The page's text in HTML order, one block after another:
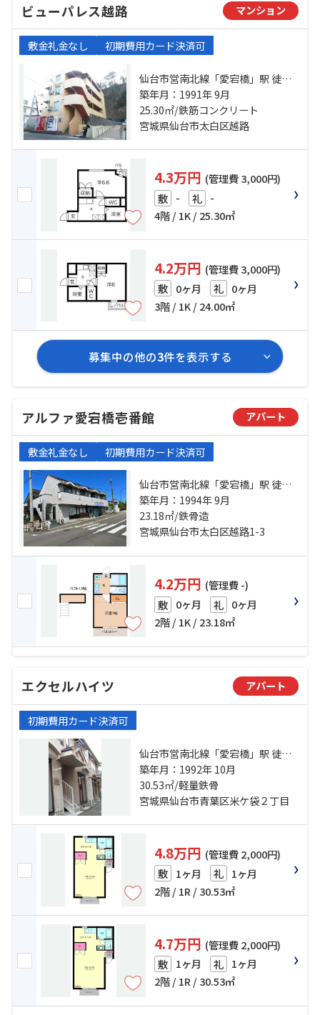
ビューパレス越路 マンション
敷金礼金なし 初期費用カード決済可
仙台市営南北線「愛宕橋」駅 徒歩7
分 仙台市営南北線「五橋」駅 徒歩
11分 愛宕神社前バス停下車 徒歩4
分
築年月：1991年 9月
25.30㎡/鉄筋コンクリート
宮城県仙台市太白区越路
4.3万円 (管理費 3,000円)
敷 - 礼 -
4階 / 1K / 25.30㎡
4.2万円 (管理費 3,000円)
敷 0ヶ月 礼 0ヶ月
3階 / 1K / 24.00㎡
募集中の他の3件を表示する
アルファ愛宕橋壱番館 アパート
敷金礼金なし 初期費用カード決済可
仙台市営南北線「愛宕橋」駅 徒歩2
分 仙台市営南北線「五橋」駅 徒歩
10分 愛宕神社前（宮城県）バス停
下車 徒歩2分
築年月：1994年 9月
23.18㎡/鉄骨造
宮城県仙台市太白区越路1-3
4.2万円 (管理費 -)
敷 0ヶ月 礼 0ヶ月
2階 / 1K / 23.18㎡
エクセルハイツ アパート
初期費用カード決済可
仙台市営南北線「愛宕橋」駅 徒歩
13分 仙台市営南北線「五橋」駅 徒
歩15分 仙台市地下鉄東西線「青葉
通一番町」駅 徒歩18分
築年月：1992年 10月
30.53㎡/軽量鉄骨
宮城県仙台市青葉区米ケ袋２丁目
4.8万円 (管理費 2,000円)
敷 1ヶ月 礼 1ヶ月
2階 / 1R / 30.53㎡
4.7万円 (管理費 2,000円)
敷 1ヶ月 礼 1ヶ月
2階 / 1R / 30.53㎡